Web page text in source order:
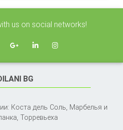
us on social networks!
BG
Коста дель Соль, Марбелья и
Торревьеха